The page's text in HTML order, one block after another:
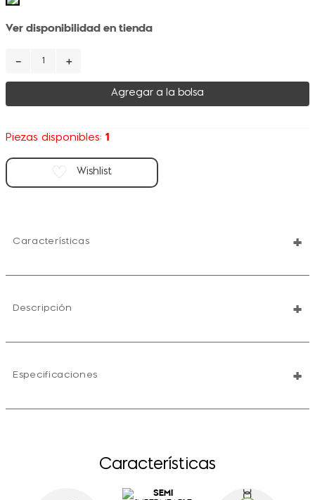
Ver disponibilidad en tienda
＋
－
Agregar a la bolsa
Piezas disponibles: 1
Características +
Descripción +
Especificaciones +
Características